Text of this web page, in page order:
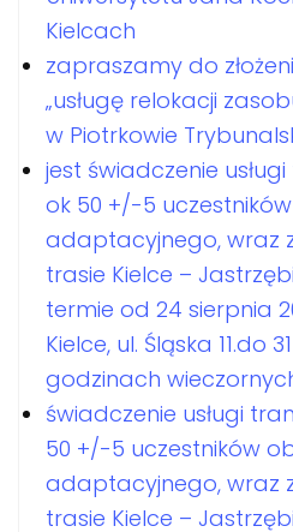
Kielcach
zapraszamy do
„usługę relokacji
w Piotrkowie
jest świadczenie
ok 50 +/-5
adaptacyjnego, wraz
trasie Kielce –
termie od 24 sierpnia
Kielce, ul. Śląska 11.do
godzinach
świadczenie usługi
50 +/-5 uczestników
adaptacyjnego, wraz
trasie Kielce –